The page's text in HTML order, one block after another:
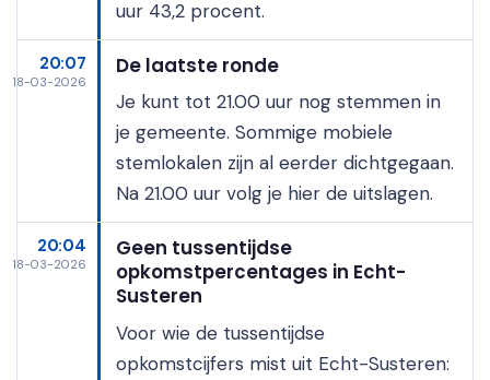
uur 43,2 procent.
20:07
18-03-2026
De laatste ronde
Je kunt tot 21.00 uur nog stemmen in
je gemeente. Sommige mobiele
stemlokalen zijn al eerder dichtgegaan.
Na 21.00 uur volg je hier de uitslagen.
20:04
18-03-2026
Geen tussentijdse
opkomstpercentages in Echt-
Susteren
Voor wie de tussentijdse
opkomstcijfers mist uit Echt-Susteren: